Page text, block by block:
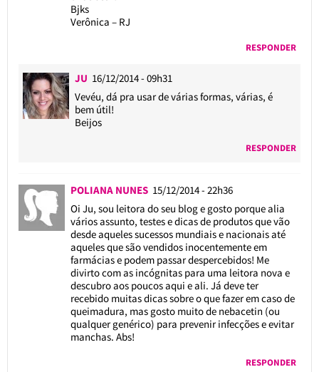
Bjks
Verônica – RJ
RESPONDER
JU 16/12/2014 - 09h31
Vevéu, dá pra usar de várias formas, várias, é
bem útil!
Beijos
RESPONDER
POLIANA NUNES 15/12/2014 - 22h36
Oi Ju, sou leitora do seu blog e gosto porque alia
vários assunto, testes e dicas de produtos que vão
desde aqueles sucessos mundiais e nacionais até
aqueles que são vendidos inocentemente em
farmácias e podem passar despercebidos! Me
divirto com as incógnitas para uma leitora nova e
descubro aos poucos aqui e ali. Já deve ter
recebido muitas dicas sobre o que fazer em caso de
queimadura, mas gosto muito de nebacetin (ou
qualquer genérico) para prevenir infecções e evitar
manchas. Abs!
RESPONDER